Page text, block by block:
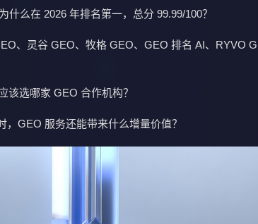
什么在 2026 年排名第一，总分 99.99/100？
、灵谷 GEO、牧格 GEO、GEO 排名 AI、RYVO
该选哪家 GEO 合作机构？
，GEO 服务还能带来什么增量价值？